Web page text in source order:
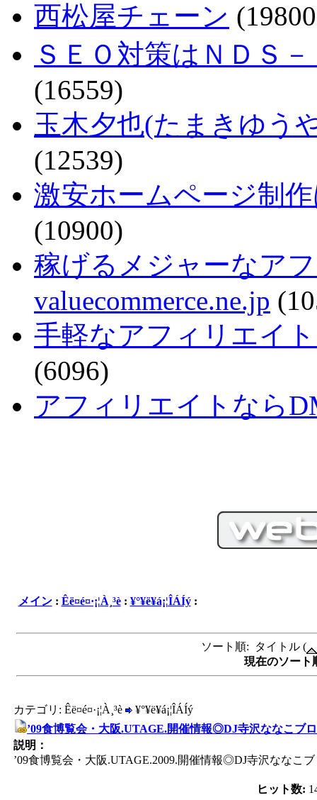
西松屋チェーン
ＳＥＯ対策はＮＤＳ
(16559)
玉木夕也(たまきゆう
(12539)
激安ホームページ制
(10900)
稼げるメジャーなア
valuecommerce.ne.jp
手軽なアフィリエイ
(6096)
アフィリエイトなら
メイン: Êë¤é¤·¡¦À¸³è: ¥°¥ë¥á¡¦ÎÁÍý:
ソート順: タイトル (
現在のソート
カテゴリ: Êë¤é¤·¡¦À¸³è
¥°¥ë¥á¡¦ÎÁÍý
’09食博覧会・大阪.UTAGE.開催情報◎DJ寺沢ななこブ
説明：
’09食博覧会・大阪.UTAGE.2009.開催情報◎DJ寺沢ななこ
ヒット数: